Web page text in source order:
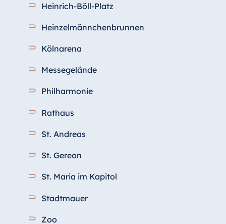
Star-Apart Hansa Hotel Wiesbaden
Hotel Würzburg
Ägypten
Jolie Ville Resort & Casino Sharm El
Resort Marina Bay
Heinrich-Böll-Platz
Heinzelmännchenbrunnen
Kölnarena
Messegelände
Philharmonie
Rathaus
St. Andreas
St. Gereon
St. Maria im Kapitol
Stadtmauer
Zoo